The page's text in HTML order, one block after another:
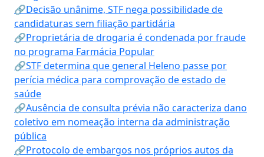
🔗Decisão unânime, STF nega possibilidade de
candidaturas sem filiação partidária
🔗Proprietária de drogaria é condenada por fraude
no programa Farmácia Popular
🔗STF determina que general Heleno passe por
perícia médica para comprovação de estado de
saúde
🔗Ausência de consulta prévia não caracteriza dano
coletivo em nomeação interna da administração
pública
🔗Protocolo de embargos nos próprios autos da